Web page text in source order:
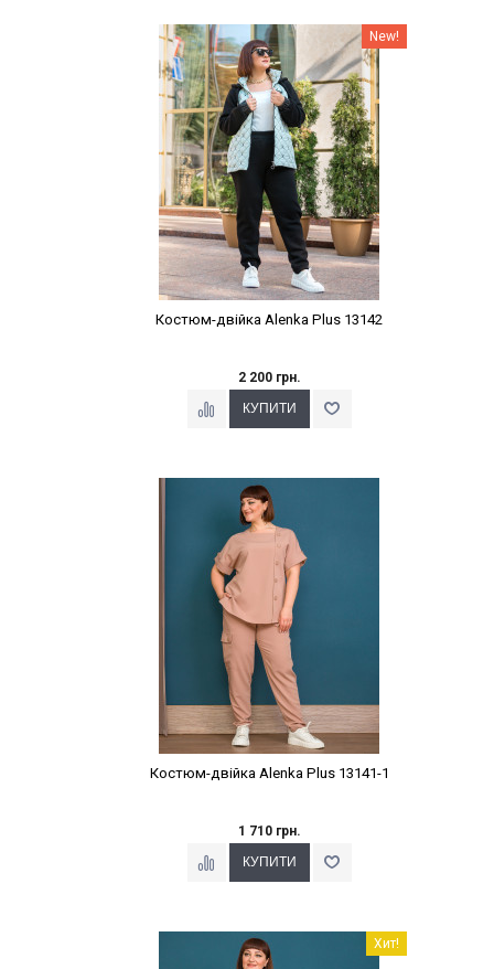
Наклейки Варіант з % New!
Костюм-двійка Alenka Plus 13142
2 200 грн.
Наклейки Варіант з %
Костюм-двійка Alenka Plus 13141-1
1 710 грн.
Наклейки Варіант з % Хит!